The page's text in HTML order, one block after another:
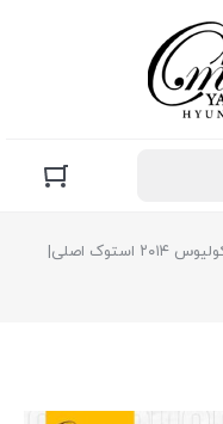
/ چراغ جلو کولیوس ۲۰۱۴ استوک اصلی|